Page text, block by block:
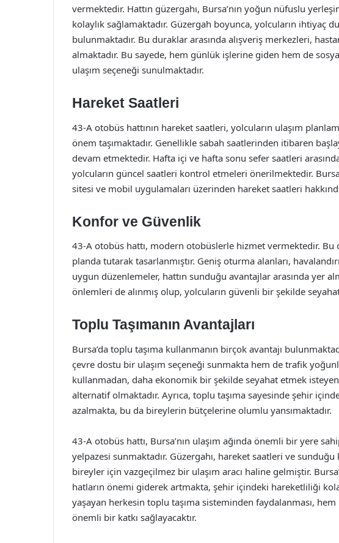
vermektedir. Hattın güzergahı, Bursa’nın yoğun nüfuslu
kolaylık sağlamaktadır. Güzergah boyunca, yolcuların ihtiyaç
bulunmaktadır. Bu duraklar arasında alışveriş merkezleri,
almaktadır. Bu sayede, hem günlük işlerine giden hem de
ulaşım seçeneği sunulmaktadır.
Hareket Saatleri
43-A otobüs hattının hareket saatleri, yolcuların ulaşım
önem taşımaktadır. Genellikle sabah saatlerinden itibaren
devam etmektedir. Hafta içi ve hafta sonu sefer saatleri
yolcuların güncel saatleri kontrol etmeleri önerilmektedir.
sitesi ve mobil uygulamaları üzerinden hareket saatleri
Konfor ve Güvenlik
43-A otobüs hattı, modern otobüslerle hizmet vermektedir.
planda tutarak tasarlanmıştır. Geniş oturma alanları,
uygun düzenlemeler, hattın sunduğu avantajlar arasında yer
önlemleri de alınmış olup, yolcuların güvenli bir şekilde
Toplu Taşımanın Avantajları
Bursa’da toplu taşıma kullanmanın birçok avantajı
çevre dostu bir ulaşım seçeneği sunmakta hem de trafik
kullanmadan, daha ekonomik bir şekilde seyahat etmek
alternatif olmaktadır. Ayrıca, toplu taşıma sayesinde şehir
azalmakta, bu da bireylerin bütçelerine olumlu yansımaktadır.
43-A otobüs hattı, Bursa’nın ulaşım ağında önemli bir yere
yelpazesi sunmaktadır. Güzergahı, hareket saatleri ve sunduğu
bireyler için vazgeçilmez bir ulaşım aracı haline gelmiştir.
hatların önemi giderek artmakta, şehir içindeki hareketliliği
yaşayan herkesin toplu taşıma sisteminden faydalanması,
önemli bir katkı sağlayacaktır.